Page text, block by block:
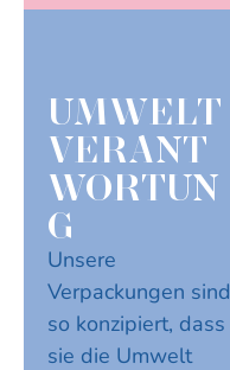
UMWELT
VERANT
WORTUN
G
Unsere
Verpackungen sind
so konzipiert, dass
sie die Umwelt